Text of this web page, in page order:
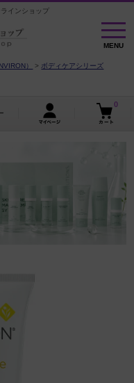
インショップ
MENU
MENU
）
ボディケアシリーズ
0